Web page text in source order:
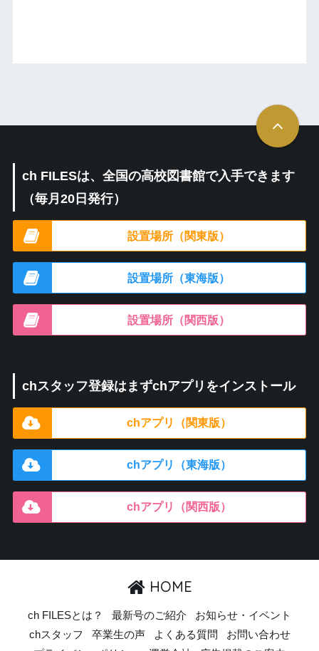
ch FILESは、全国の高校図書館で入手できます
（毎月20日発行）
設置場所（関東版）
設置場所（東海版）
設置場所（関西版）
chスタッフ登録はまずchアプリをインストール
chアプリ（関東版）
chアプリ（東海版）
chアプリ（関西版）
HOME
ch FILESとは？ 最新号のご紹介
お知らせ・イベント
chスタッフ
卒業生の声 よくある質問
お問い合わせ